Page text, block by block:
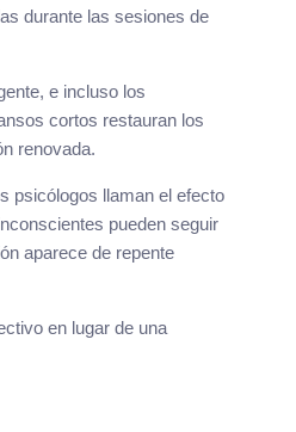
durante las sesiones de
e incluso los
cortos restauran los
renovada.
psicólogos llaman el efecto
pueden seguir
aparece de repente
en lugar de una